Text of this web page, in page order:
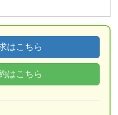
はこちら
はこちら